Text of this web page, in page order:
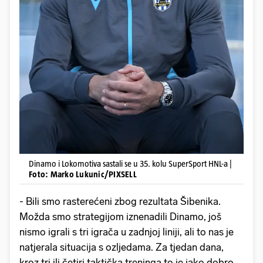
Dinamo i Lokomotiva sastali se u 35. kolu SuperSport HNL-a |
Foto: Marko Lukunic/PIXSELL
- Bili smo rasterećeni zbog rezultata Šibenika.
Možda smo strategijom iznenadili Dinamo, još
nismo igrali s tri igrača u zadnjoj liniji, ali to nas je
natjerala situacija s ozljedama. Za tjedan dana,